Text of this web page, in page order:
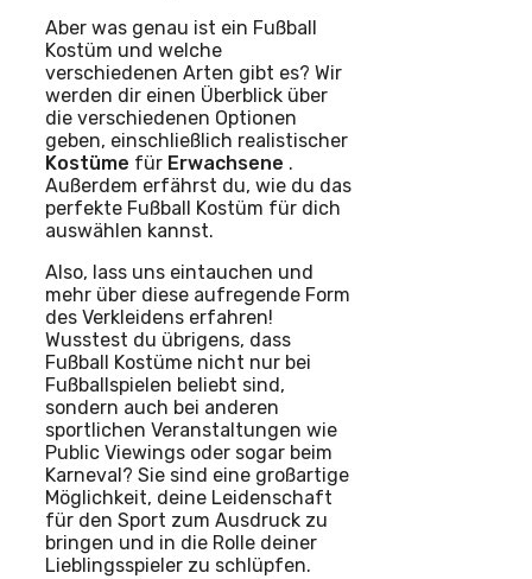
Aber was genau ist ein Fußball
Kostüm und welche
verschiedenen Arten gibt es? Wir
werden dir einen Überblick über
die verschiedenen Optionen
geben, einschließlich realistischer
Kostüme für Erwachsene .
Außerdem erfährst du, wie du das
perfekte Fußball Kostüm für dich
auswählen kannst.
Also, lass uns eintauchen und
mehr über diese aufregende Form
des Verkleidens erfahren!
Wusstest du übrigens, dass
Fußball Kostüme nicht nur bei
Fußballspielen beliebt sind,
sondern auch bei anderen
sportlichen Veranstaltungen wie
Public Viewings oder sogar beim
Karneval? Sie sind eine großartige
Möglichkeit, deine Leidenschaft
für den Sport zum Ausdruck zu
bringen und in die Rolle deiner
Lieblingsspieler zu schlüpfen.